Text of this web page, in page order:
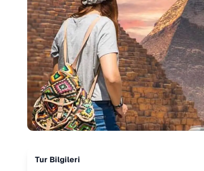
Tur Bilgileri